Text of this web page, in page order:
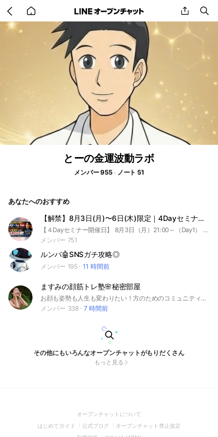
back
to
home
share
とーの金運波動ラボ
メンバー 955 ノート 51
あなたへのおすすめ
【解禁】8月3日(月)〜6日(木)限定｜4Dayセミナー（会場）
【４Dayセミナー開催日】 8月3日（月）21:00～（Day1） 8月4日（火）21:00～（Day2） 8月5日（水）21:00～（Day3） 8月6日（木）21:00～（Day4） ※4日間、全日参加で完結するセミナーです。 ※1度しか開催されません。 ※アーカイブはありません。
メンバー 751
ルンバ🤖SNSガチ攻略◎
メンバー 195 11 時間前
ますみの顔筋トレ塾🌸秘密部屋
お顔も姿勢も人生も変わりたい！方のためのコミュニティです😇 2026年もっとキレイになりたい人集まって‼️
メンバー 338
7 時間前
その他にもいろんなオープンチャットがもりだくさん
もっと見る
オープンチャットについて
in
はじめてガイド
(Open
in
公式ブログ
(Open
in
オープンチャット禁止規定(Open